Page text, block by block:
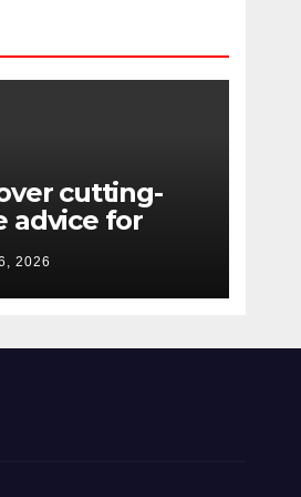
cutting-
advice for
casino
2026